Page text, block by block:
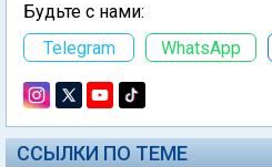
Будьте с нами:
Telegram
WhatsApp
ССЫЛКИ ПО ТЕМЕ